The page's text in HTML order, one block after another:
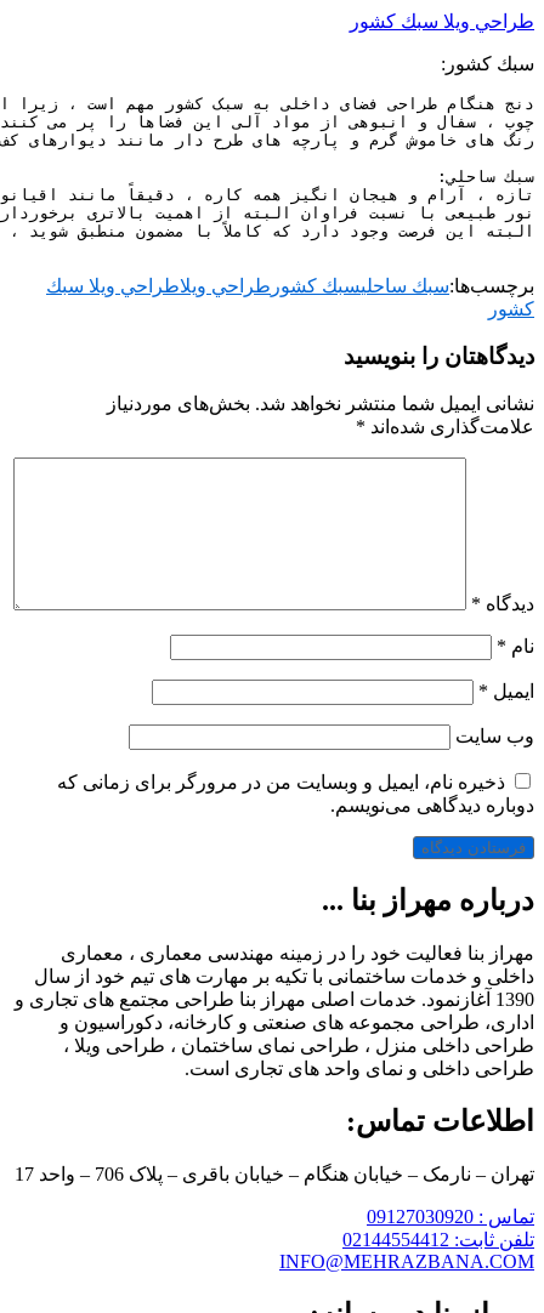
طراحي ويلا سبك كشور
سبك كشور:
برچسب‌ها:سبك ساحليسبك كشور طراحي ويلاطراحي ويلا سبك
كشور
دیدگاهتان را بنویسید
نشانی ایمیل شما منتشر نخواهد شد. بخش‌های موردنیاز
علامت‌گذاری شده‌اند *
دیدگاه *
نام *
ایمیل *
وب‌ سایت
ذخیره نام، ایمیل و وبسایت من در مرورگر برای زمانی که
دوباره دیدگاهی می‌نویسم.
درباره مهراز بنا ...
مهراز بنا فعالیت خود را در زمینه مهندسی معماری ، معماری
داخلی و خدمات ساختمانی با تکیه بر مهارت های تیم خود از سال
1390 آغازنمود. خدمات اصلی مهراز بنا طراحی مجتمع های تجاری و
اداری، طراحی مجموعه های صنعتی و کارخانه، دکوراسیون و
طراحی داخلی منزل ، طراحی نمای ساختمان ، طراحی ویلا ،
طراحی داخلی و نمای واحد های تجاری است.
اطلاعات تماس:
تهران – نارمک – خیابان هنگام – خیابان باقری – پلاک 706 – واحد 17
تماس : 09127030920
تلفن ثابت: 02144554412
INFO@MEHRAZBANA.COM